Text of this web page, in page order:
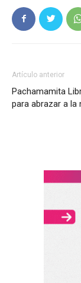
Artículo anterior
Pachamamita
para abrazar a la